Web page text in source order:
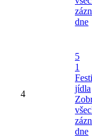
dne
4
5
1
jídla
dne